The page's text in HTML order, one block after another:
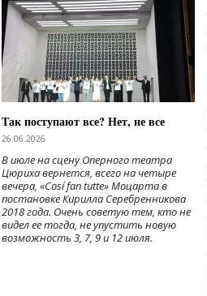
Так поступают все? Нет, не все
26.06.2026
В июле на сцену Оперного театра
Цюриха вернется, всего на четыре
вечера, «Cosí fan tutte» Моцарта в
постановке Кирилла Серебренникова
2018 года. Очень советую тем, кто не
видел ее тогда, не упустить новую
возможность 3, 7, 9 и 12 июля.